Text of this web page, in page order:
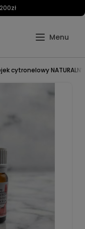
cytronelowy NATURALNY